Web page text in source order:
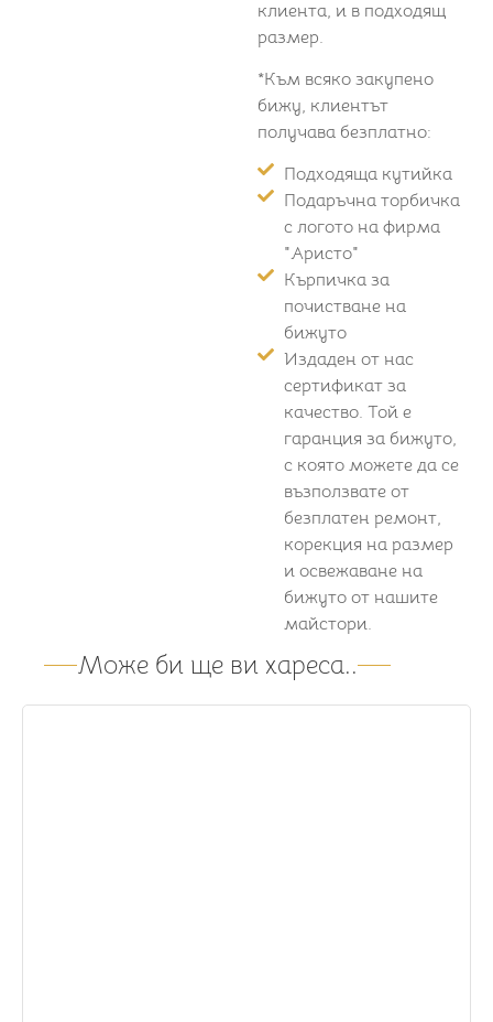
клиента, и в подходящ
размер.
*Към всяко закупено
бижу, клиентът
получава безплатно:
Подходяща кутийка
Подаръчна торбичка
с логото на фирма
"Аристо"
Кърпичка за
почистване на
бижуто
Издаден от нас
сертификат за
качество. Той е
гаранция за бижуто,
с която можете да се
възползвате от
безплатен ремонт,
корекция на размер
и освежаване на
бижуто от нашите
майстори.
Може би ще ви хареса..